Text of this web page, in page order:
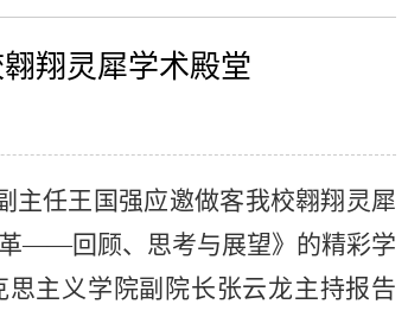
翔灵犀学术殿堂
主任王国强应邀做客我校翱翔灵犀
——回顾、思考与展望》的精彩学
主义学院副院长张云龙主持报告